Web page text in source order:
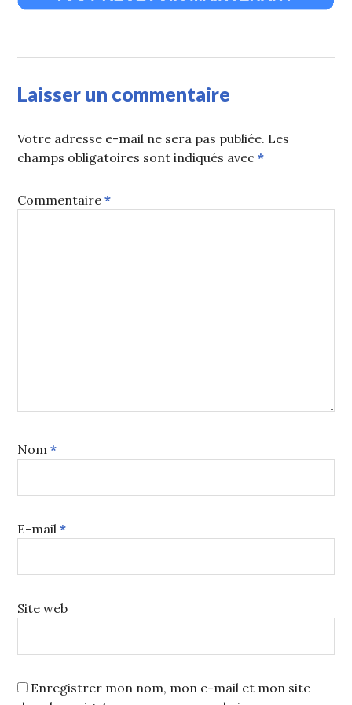
Laisser un commentaire
Votre adresse e-mail ne sera pas publiée. Les
champs obligatoires sont indiqués avec*
Commentaire*
Nom*
E-mail*
Site web
Enregistrer mon nom, mon e-mail et mon site